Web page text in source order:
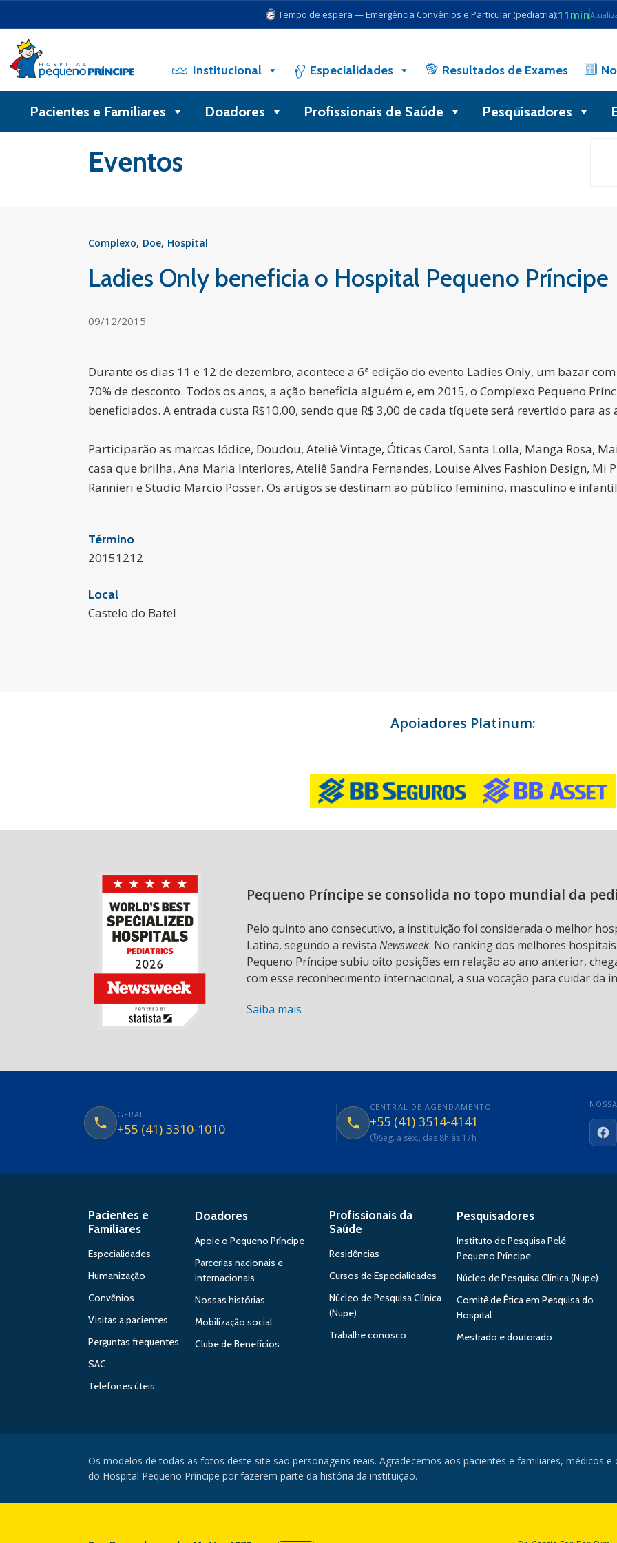
Tempo de espera — Emergência Convênios e Particular (pediatria):11min
Institucional Especialidades Resultados de Exames
Busca
Pacientes e Familiares Doadores Profissionais de Saúde Pesquisadores
Eventos
Complexo Doe Hospital
Ladies Only beneficia o Hospital Pequeno Príncipe
09/12/2015
Durante os dias 11 e 12 de dezembro, acontece a 6ª edição do evento Ladies Only, um bazar
70% de desconto. Todos os anos, a ação beneficia alguém e, em 2015, o Complexo Pequeno
beneficiados. A entrada custa R$10,00, sendo que R$ 3,00 de cada tíquete será revertido para
Participarão as marcas Iódice, Doudou, Ateliê Vintage, Óticas Carol, Santa Lolla, Manga Rosa,
casa que brilha, Ana Maria Interiores, Ateliê Sandra Fernandes, Louise Alves Fashion Design, Mi
Rannieri e Studio Marcio Posser. Os artigos se destinam ao público feminino, masculino e
Término
20151212
Local
Castelo do Batel
Apoiadores Platinum:
Pequeno Príncipe se consolida no topo mundial da
Pelo quinto ano consecutivo, a instituição foi considerada o melhor
Latina, segundo a revista Newsweek. No ranking dos melhores
Pequeno Príncipe subiu oito posições em relação ao ano anterior,
com esse reconhecimento internacional, a sua vocação para cuidar da
Saiba mais
GERAL
+55 (41) 3310-1010
CENTRAL DE AGENDAMENTO
+55 (41) 3514-4141
Seg. a sex., das 8h às 17h
Pacientes e
Familiares
Especialidades
Humanização
Convênios
Visitas a pacientes
Perguntas frequentes
SAC
Telefones úteis
Doadores
Apoie o Pequeno Príncipe
Parcerias nacionais e
internacionais
Nossas histórias
Mobilização social
Clube de Benefícios
Profissionais da
Saúde
Residências
Cursos de Especialidades
Núcleo de Pesquisa Clínica
(Nupe)
Trabalhe conosco
Pesquisadores
Instituto de Pesquisa Pelé
Pequeno Príncipe
Núcleo de Pesquisa Clínica (Nupe)
Comitê de Ética em Pesquisa do
Hospital
Mestrado e doutorado
Os modelos de todas as fotos deste site são personagens reais. Agradecemos aos pacientes e familiares, médicos e
do Hospital Pequeno Príncipe por fazerem parte da história da instituição.